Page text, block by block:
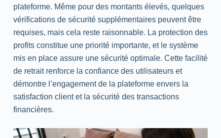
plateforme. Même pour des montants élevés, quelques
vérifications de sécurité supplémentaires peuvent être
requises, mais cela reste raisonnable. La protection des
profits constitue une priorité importante, et le système
mis en place assure une sécurité optimale. Cette facilité
de retrait renforce la confiance des utilisateurs et
démontre l’engagement de la plateforme envers la
satisfaction client et la sécurité des transactions
financières.